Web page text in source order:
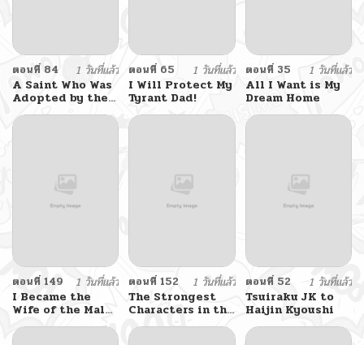
ตอนที่ 84
1 วันที่แล้ว
A Saint Who Was
Adopted by the
Grand Duke
ตอนที่ 65
1 วันที่แล้ว
I Will Protect My
Tyrant Dad!
ตอนที่ 35
1 วันที่แล้ว
All I Want is My
Dream Home
ตอนที่ 149
1 วันที่แล้ว
I Became the
Wife of the Male
Lead
ตอนที่ 152
1 วันที่แล้ว
The Strongest
Characters in the
World are
Obsessed With
ตอนที่ 52
1 วันที่แล้ว
Tsuiraku JK to
Haijin Kyoushi